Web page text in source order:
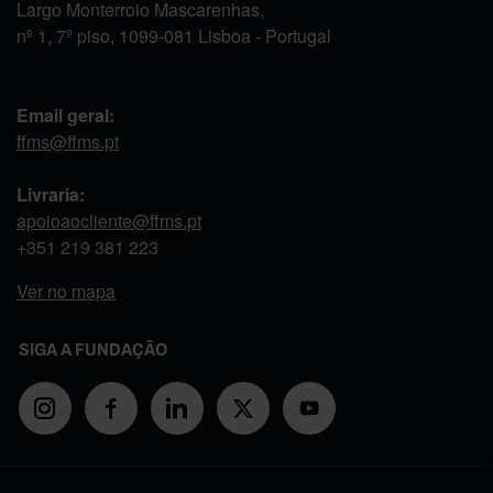
Largo Monterroio Mascarenhas,
nº 1, 7º piso, 1099-081 Lisboa - Portugal
Email geral:
ffms@ffms.pt
Livraria:
apoioaocliente@ffms.pt
+351 219 381 223
Ver no mapa
SIGA A FUNDAÇÃO